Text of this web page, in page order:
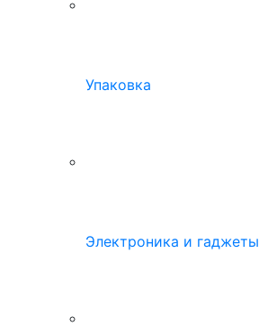
Упаковка
Электроника и гаджеты